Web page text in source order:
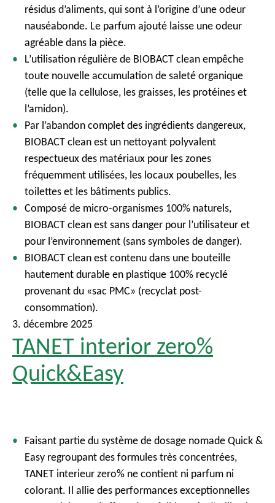
résidus d’aliments, qui sont à l’origine d’une odeur
nauséabonde. Le parfum ajouté laisse une odeur
agréable dans la pièce.
L’utilisation régulière de BIOBACT clean empêche
toute nouvelle accumulation de saleté organique
(telle que la cellulose, les graisses, les protéines et
l’amidon).
Par l’abandon complet des ingrédients dangereux,
BIOBACT clean est un nettoyant polyvalent
respectueux des matériaux pour les zones
fréquemment utilisées, les locaux poubelles, les
toilettes et les bâtiments publics.
Composé de micro-organismes 100% naturels,
BIOBACT clean est sans danger pour l’utilisateur et
pour l’environnement (sans symboles de danger).
BIOBACT clean est contenu dans une bouteille
hautement durable en plastique 100% recyclé
provenant du «sac PMC» (recyclat post-
consommation).
3. décembre 2025
TANET interior zero%
Quick&Easy
Faisant partiedusystèmede dosage nomadeQuick &
Easy regroupantdesformulestrèsconcentrées,
TANET interieur zero% necontient ni parfum ni
colorant. Il alliedes performancesexceptionnelles